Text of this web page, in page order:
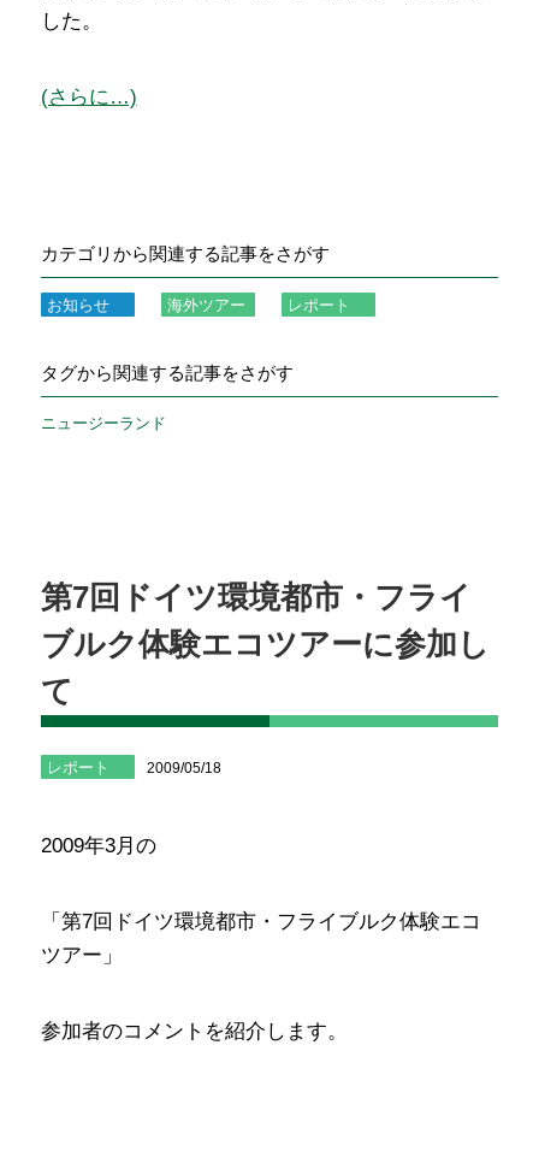
した。
(さらに…)
カテゴリから関連する記事をさがす
お知らせ 海外ツアー レポート
タグから関連する記事をさがす
ニュージーランド
第7回ドイツ環境都市・フライ
ブルク体験エコツアーに参加し
て
レポート 2009/05/18
2009年3月の
「第7回ドイツ環境都市・フライブルク体験エコ
ツアー」
参加者のコメントを紹介します。